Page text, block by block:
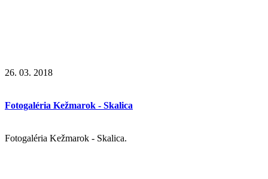
26. 03. 2018
Fotogaléria Kežmarok - Skalica
Fotogaléria Kežmarok - Skalica.